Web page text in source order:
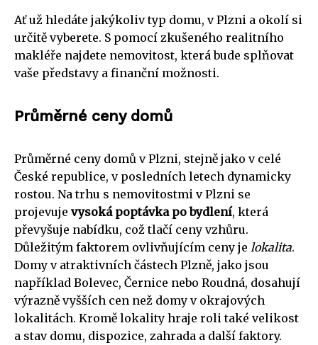
Ať už hledáte jakýkoliv typ domu, v Plzni a okolí si
určitě vyberete. S pomocí zkušeného realitního
makléře najdete nemovitost, která bude splňovat
vaše představy a finanční možnosti.
Průměrné ceny domů
Průměrné ceny domů v Plzni, stejně jako v celé
České republice, v posledních letech dynamicky
rostou. Na trhu s nemovitostmi v Plzni se
projevuje vysoká poptávka po bydlení, která
převyšuje nabídku, což tlačí ceny vzhůru.
Důležitým faktorem ovlivňujícím ceny je lokalita.
Domy v atraktivních částech Plzně, jako jsou
například Bolevec, Černice nebo Roudná, dosahují
výrazně vyšších cen než domy v okrajových
lokalitách. Kromě lokality hraje roli také velikost
a stav domu, dispozice, zahrada a další faktory.